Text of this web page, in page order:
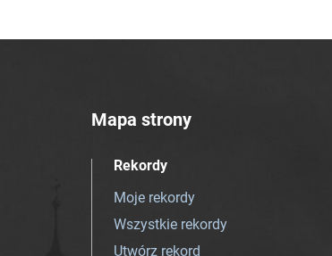
Mapa strony
Rekordy
Moje rekordy
Wszystkie rekordy
Utwórz rekord